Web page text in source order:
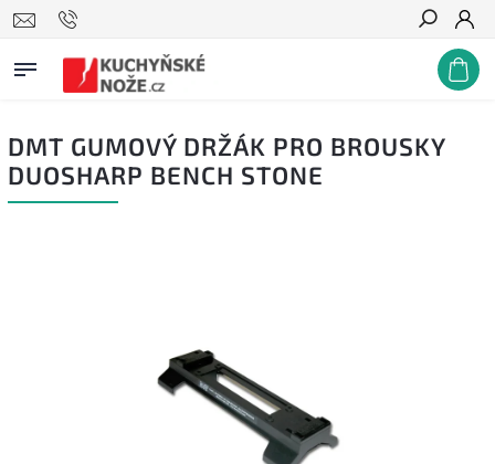
Hledat
DMT GUMOVÝ DRŽÁK PRO BROUSKY
DUOSHARP BENCH STONE